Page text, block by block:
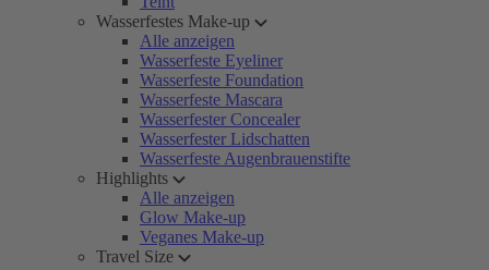
Wasserfestes Make-up
Alle anzeigen
Wasserfeste Eyeliner
Wasserfeste Foundation
Wasserfeste Mascara
Wasserfester Concealer
Wasserfester Lidschatten
Wasserfeste Augenbrauenstifte
Highlights
Alle anzeigen
Glow Make-up
Veganes Make-up
Travel Size